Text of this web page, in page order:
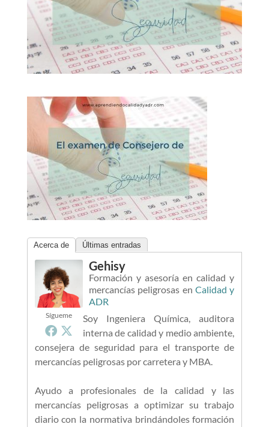
Acerca de Últimas entradas
Sígueme
Gehisy
Formación y asesoría en calidad y
mercancías peligrosas en Calidad y
ADR
Soy Ingeniera Química, auditora
interna de calidad y medio ambiente,
consejera de seguridad para el transporte de
mercancías peligrosas por carretera y MBA.
Ayudo a profesionales de la calidad y las
mercancías peligrosas a optimizar su trabajo
diario con la normativa brindándoles formación